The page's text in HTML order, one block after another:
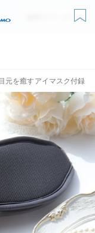
無料ダウンロード
元を癒すアイマスク付録